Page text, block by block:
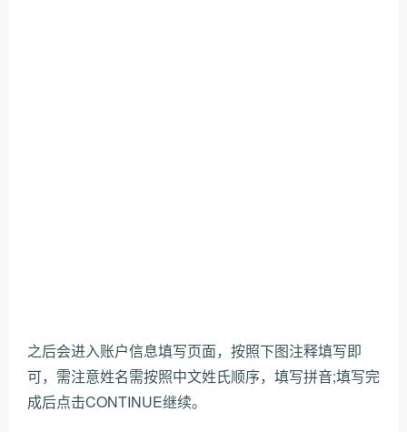
之后会进入账户信息填写页面，按照下图注释填写即
可，需注意姓名需按照中文姓氏顺序，填写拼音;填写完
成后点击CONTINUE继续。